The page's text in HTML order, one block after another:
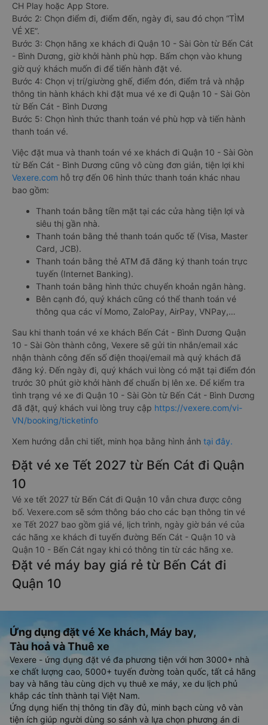
CH Play hoặc App Store.
Bước 2: Chọn điểm đi, điểm đến, ngày đi, sau đó chọn “TÌM
VÉ XE”.
Bước 3: Chọn hãng xe khách đi Quận 10 - Sài Gòn từ Bến Cát
- Bình Dương, giờ khởi hành phù hợp. Bấm chọn vào khung
giờ quý khách muốn đi để tiến hành đặt vé.
Bước 4: Chọn vị trí/giường ghế, điểm đón, điểm trả và nhập
thông tin hành khách khi đặt mua vé xe đi Quận 10 - Sài Gòn
từ Bến Cát - Bình Dương
Bước 5: Chọn hình thức thanh toán vé phù hợp và tiến hành
thanh toán vé.
Việc đặt mua và thanh toán vé xe khách đi Quận 10 - Sài Gòn
từ Bến Cát - Bình Dương cũng vô cùng đơn giản, tiện lợi khi
Vexere.com hỗ trợ đến 06 hình thức thanh toán khác nhau
bao gồm:
Thanh toán bằng tiền mặt tại các cửa hàng tiện lợi và
siêu thị gần nhà.
Thanh toán bằng thẻ thanh toán quốc tế (Visa, Master
Card, JCB).
Thanh toán bằng thẻ ATM đã đăng ký thanh toán trực
tuyến (Internet Banking).
Thanh toán bằng hình thức chuyển khoản ngân hàng.
Bên cạnh đó, quý khách cũng có thể thanh toán vé
thông qua các ví Momo, ZaloPay, AirPay, VNPay,…
Sau khi thanh toán vé xe khách Bến Cát - Bình Dương Quận
10 - Sài Gòn thành công, Vexere sẽ gửi tin nhắn/email xác
nhận thành công đến số điện thoại/email mà quý khách đã
đăng ký. Đến ngày đi, quý khách vui lòng có mặt tại điểm đón
trước 30 phút giờ khởi hành để chuẩn bị lên xe. Để kiểm tra
tình trạng vé xe đi Quận 10 - Sài Gòn từ Bến Cát - Bình Dương
đã đặt, quý khách vui lòng truy cập https://vexere.com/vi-
VN/booking/ticketinfo
Xem hướng dẫn chi tiết, minh họa bằng hình ảnh tại đây.
Đặt vé xe Tết 2027 từ Bến Cát đi Quận
10
Vé xe tết 2027 từ Bến Cát đi Quận 10 vẫn chưa được công
bố. Vexere.com sẽ sớm thông báo cho các bạn thông tin vé
xe Tết 2027 bao gồm giá vé, lịch trình, ngày giờ bán vé của
các hãng xe khách đi tuyến đường Bến Cát - Quận 10 và
Quận 10 - Bến Cát ngay khi có thông tin từ các hãng xe.
Đặt vé máy bay giá rẻ từ Bến Cát đi
Quận 10
Ứng dụng đặt vé Xe khách, Máy bay,
Tàu hoả và Thuê xe
Vexere - ứng dụng đặt vé đa phương tiện với hơn 3000+ nhà
xe chất lượng cao, 5000+ tuyến đường toàn quốc, tất cả hãng
bay và hãng tàu cùng dịch vụ thuê xe máy, xe du lịch phủ
khắp các tỉnh thành tại Việt Nam.
Ứng dụng hiển thị thông tin đầy đủ, minh bạch cùng vô vàn
tiện ích giúp người dùng so sánh và lựa chọn phương án di